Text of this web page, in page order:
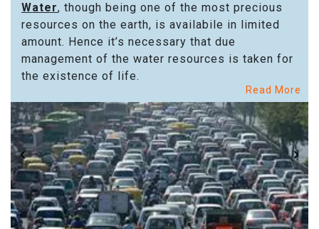
Water, though being one of the most precious
resources on the earth, is availabile in limited
amount. Hence it’s necessary that due
management of the water resources is taken for
the existence of life.
Read More